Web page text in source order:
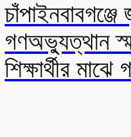
গণঅভ্যুত্থান
শিক্ষার্থীর মাঝে